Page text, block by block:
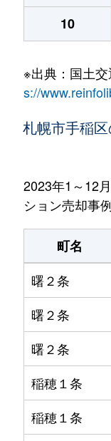
10
※出典：国土
s://
札幌市手稲
2023年1～12
ション売却事
町名
曙２条
曙２条
曙２条
稲穂１条
稲穂１条